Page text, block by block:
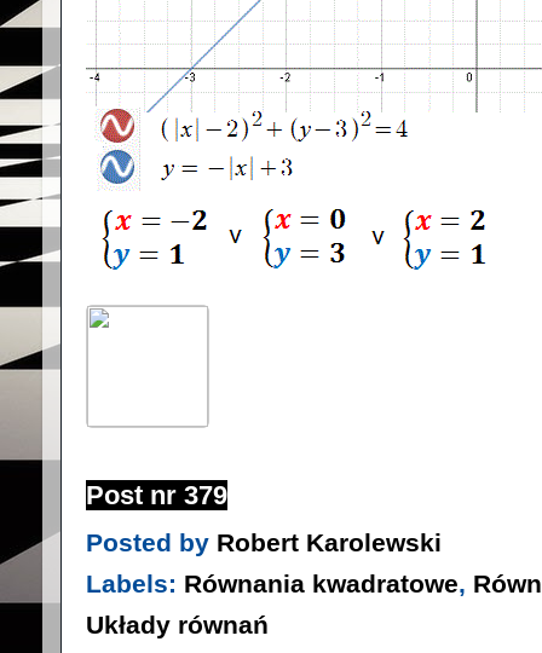
Post nr 379
Posted by Robert Karolewski
Labels: Równania kwadratowe,
Układy równań